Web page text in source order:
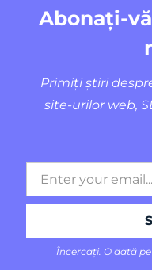
Abonați-
Primiți știri
site-urilor web,
Încercați. O dată